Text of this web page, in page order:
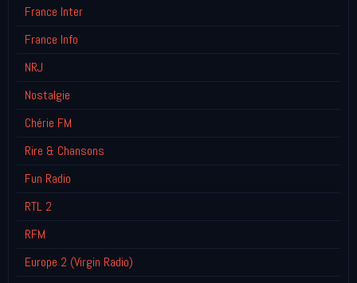
France Inter
France Info
NRJ
Nostalgie
Chérie FM
Rire & Chansons
Fun Radio
RTL 2
RFM
Europe 2 (Virgin Radio)